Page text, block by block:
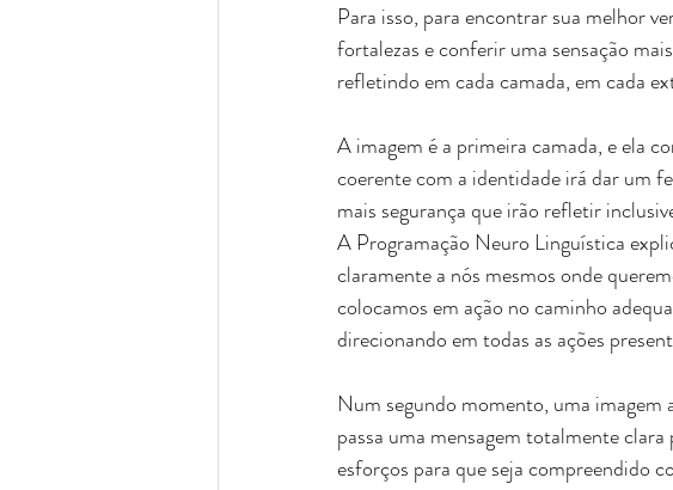
Para isso, para encontrar sua melhor
fortalezas e conferir uma sensação
refletindo em cada camada, em cada
A imagem é a primeira camada, e ela
coerente com a identidade irá dar um
mais segurança que irão refletir
A Programação Neuro Linguística
claramente a nós mesmos onde
colocamos em ação no caminho
direcionando em todas as ações
Num segundo momento, uma imagem
passa uma mensagem totalmente
esforços para que seja compreendido